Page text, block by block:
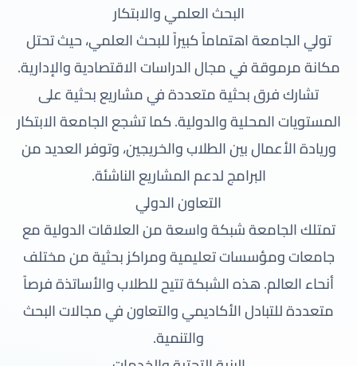
البحث العلمي والابتكار
تولي الجامعة اهتماماً كبيراً للبحث العلمي، حيث تحتل
مكانة مرموقة في مجال الدراسات الاقتصادية والإدارية.
تشارك فرق بحثية متعددة في مشاريع بحثية على
المستويات المحلية والدولية. كما تشجع الجامعة الابتكار
وريادة الأعمال بين الطلاب والخريجين، وتوفر العديد من
البرامج لدعم المشاريع الناشئة.
التعاون الدولي
تمتلك الجامعة شبكة واسعة من العلاقات الدولية مع
جامعات ومؤسسات تعليمية ومراكز بحثية من مختلف
أنحاء العالم. هذه الشبكة تتيح للطلاب والأساتذة فرصاً
متعددة للتبادل الأكاديمي والتعاون في مجالات البحث
والتنمية.